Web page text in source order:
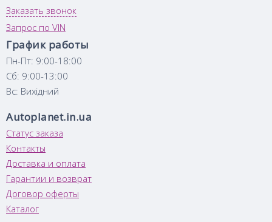
Заказать звонок
Запрос по VIN
График работы
Пн-Пт: 9:00-18:00
Сб: 9:00-13:00
Вс: Вихідний
Autoplanet.in.ua
Статус заказа
Контакты
Доставка и оплата
Гарантии и возврат
Договор оферты
Каталог